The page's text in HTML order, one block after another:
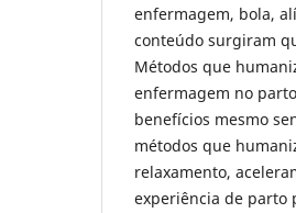
enfermagem, bola,
conteúdo surgiram
Métodos que
enfermagem no
benefícios mesmo
métodos que
relaxamento,
experiência de parto